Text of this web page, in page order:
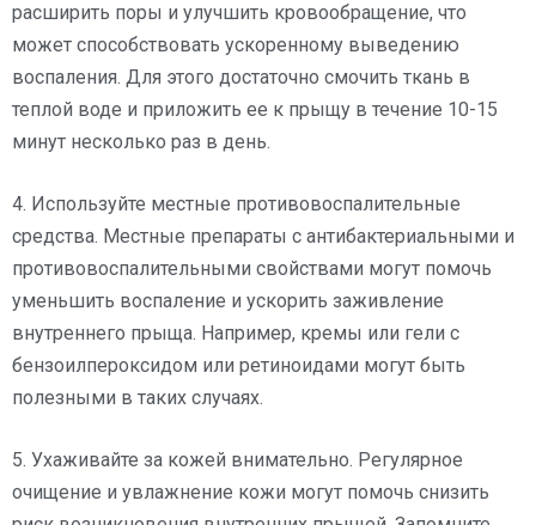
расширить поры и улучшить кровообращение, что
может способствовать ускоренному выведению
воспаления. Для этого достаточно смочить ткань в
теплой воде и приложить ее к прыщу в течение 10-15
минут несколько раз в день.
4. Используйте местные противовоспалительные
средства. Местные препараты с антибактериальными и
противовоспалительными свойствами могут помочь
уменьшить воспаление и ускорить заживление
внутреннего прыща. Например, кремы или гели с
бензоилпероксидом или ретиноидами могут быть
полезными в таких случаях.
5. Ухаживайте за кожей внимательно. Регулярное
очищение и увлажнение кожи могут помочь снизить